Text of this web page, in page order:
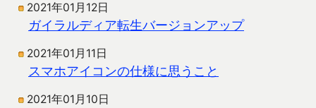
2021年01月12日
ガイラルディア転生バージョンアップ
2021年01月11日
スマホアイコンの仕様に思うこと
2021年01月10日